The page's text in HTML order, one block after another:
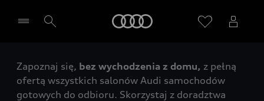
Wybierz Twojego Partnera Audi
Zapoznaj się, bez wychodzenia z domu, z pełną
ofertą wszystkich salonów Audi samochodów
gotowych do odbioru. Skorzystaj z doradztwa